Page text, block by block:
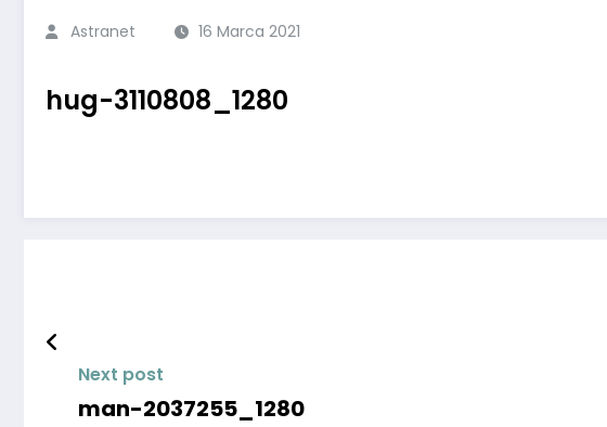
Astranet 16 Marca 2021
hug-3110808_1280
Next post
man-2037255_1280